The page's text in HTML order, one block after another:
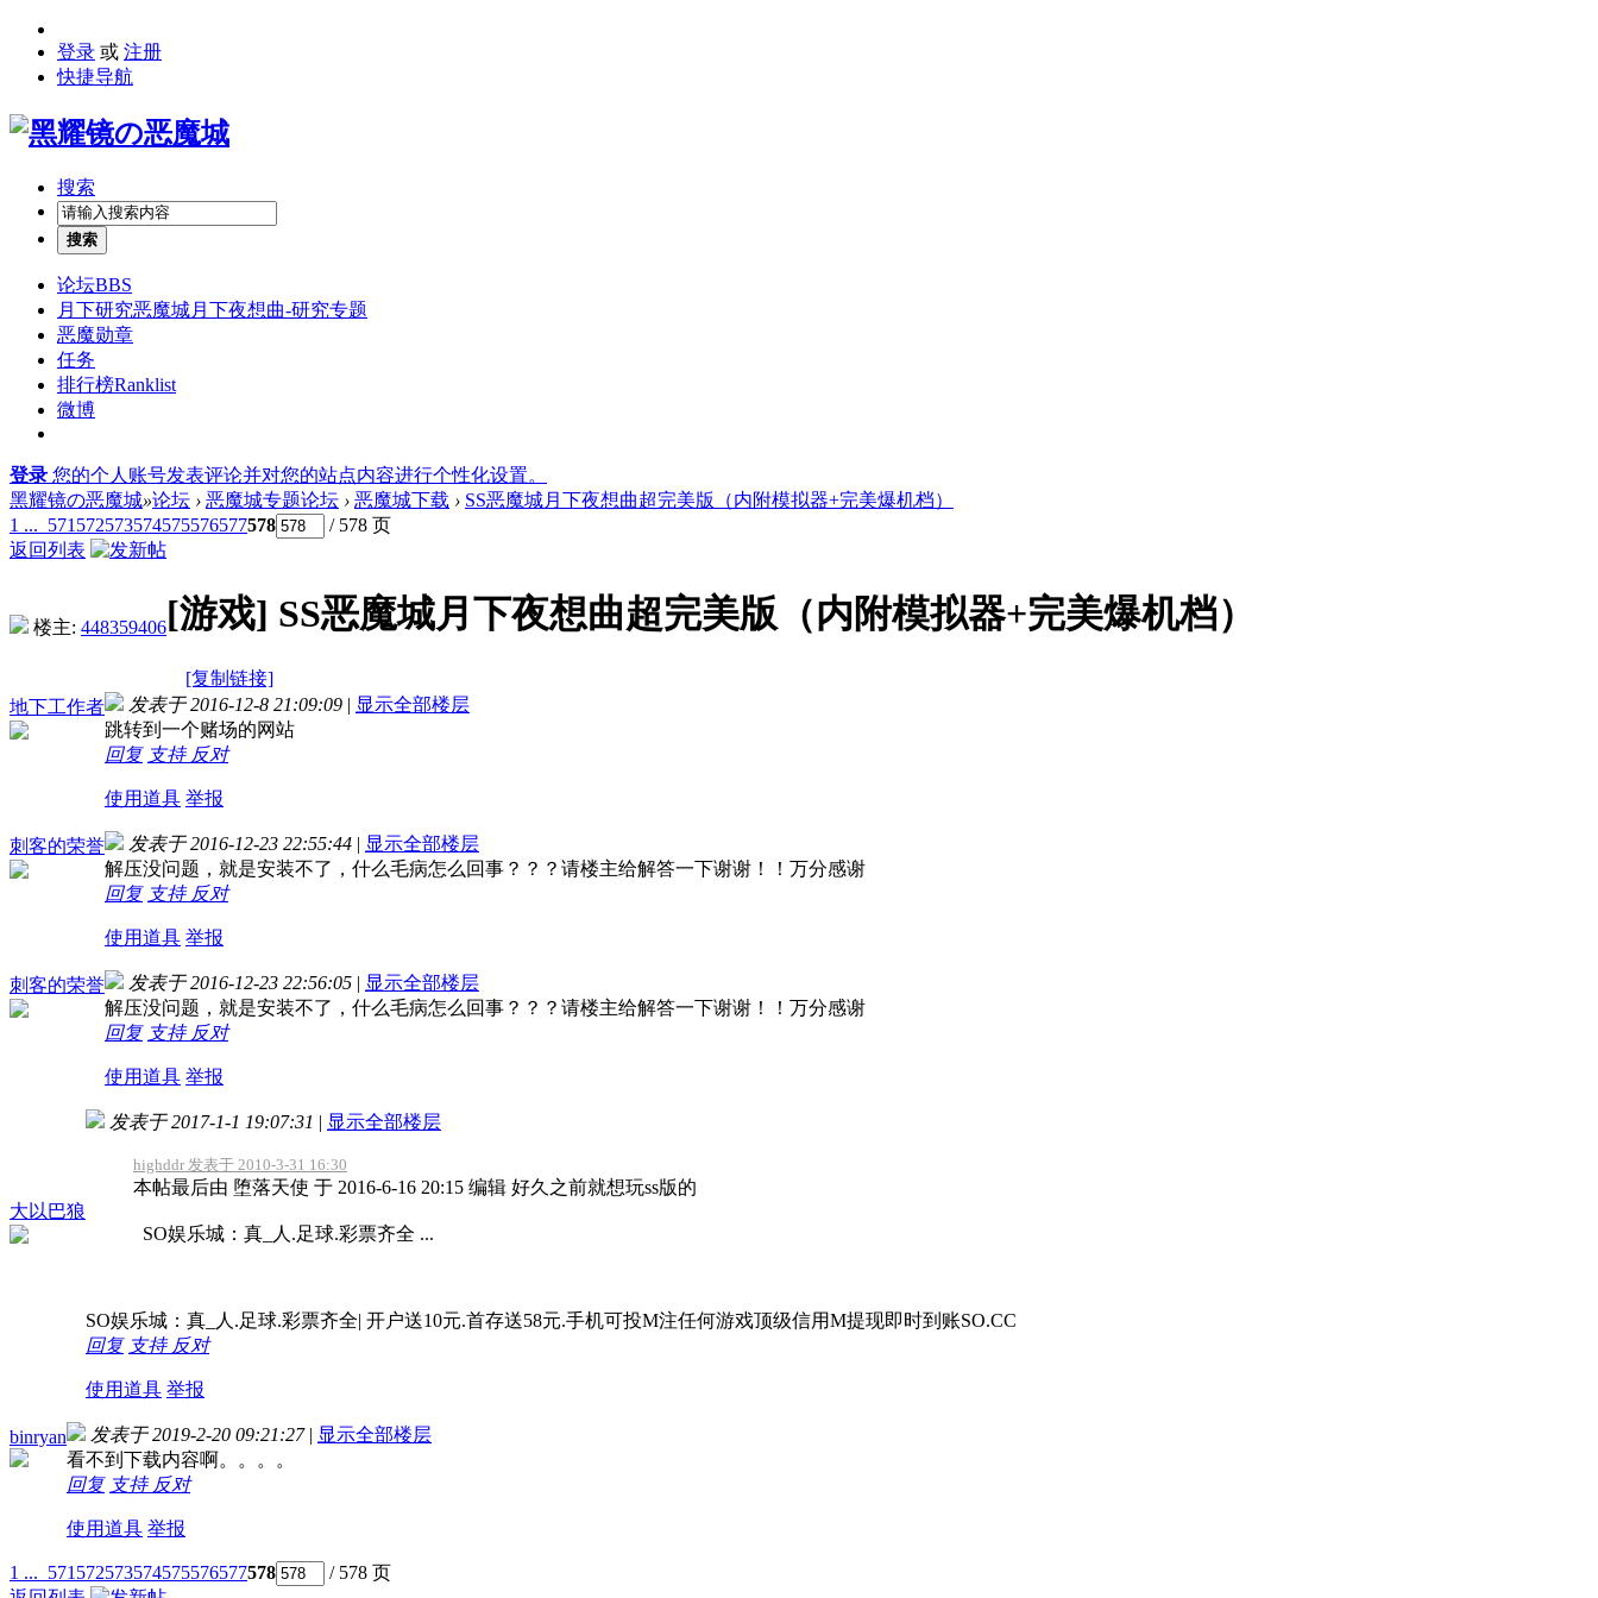
登录 或 注册
快捷导航
搜索
搜索
论坛BBS
月下研究恶魔城月下夜想曲-研究专题
恶魔勋章
任务
排行榜Ranklist
微博
登录 您的个人账号发表评论并对您的站点内容进行个性化设置。
黑耀镜の恶魔城»论坛 › 恶魔城专题论坛 › 恶魔城下载 › SS恶魔城月下夜想曲超完美版（内附模拟器+完美爆机档）
1 ... 571 572573574575576577578
/ 578 页
返回列表
楼主: 448359406[游戏] SS恶魔城月下夜想曲超完美版（内附模拟器+完美爆机档）
[复制链接]
地下工作者
发表于 2016-12-8 21:09:09 | 显示全部楼层
跳转到一个赌场的网站
回复 支持 反对
使用道具 举报
刺客的荣誉 发表于 2016-12-23 22:55:44 | 显示全部楼层
解压没问题，就是安装不了，什么毛病怎么回事？？？请楼主给解答一下谢谢！！万分感谢
回复 支持 反对
使用道具 举报
刺客的荣誉 发表于 2016-12-23 22:56:05 | 显示全部楼层
解压没问题，就是安装不了，什么毛病怎么回事？？？请楼主给解答一下谢谢！！万分感谢
回复 支持 反对
使用道具 举报
大以巴狼
发表于 2017-1-1 19:07:31 | 显示全部楼层
highddr 发表于 2010-3-31 16:30
本帖最后由 堕落天使 于 2016-6-16 20:15 编辑 好久之前就想玩ss版的
SO娱乐城：真_人.足球.彩票齐全 ...
SO娱乐城：真_人.足球.彩票齐全| 开户送10元.首存送58元.手机可投М注任何游戏顶级信用М提现即时到账SO.CC
回复 支持 反对
使用道具 举报
binryan 发表于 2019-2-20 09:21:27 | 显示全部楼层
看不到下载内容啊。。。。
回复 支持 反对
使用道具 举报
1 ... 571 572573574575576577578
/ 578 页